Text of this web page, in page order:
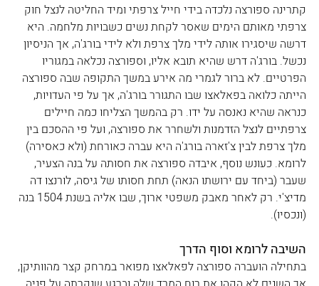
קתרינה ספורצה נלכדה בידי חייל צרפתי ומיד החליטה לנצל חוק
צרפתי מאותם הימים שאסר לקחת נשים כשבויות מלחמה. היא
דרשה שיסגירו אותה לידי מלך צרפת ולא לידי בורג'ה, אך הניסיון
נכשל. בורג'ה דרש שהיא תובא אליו, וספורצה נכלאה במגוריו
הפרטיים. לא ברור לגמרי מה אירע במשך התקופה שבה ספורצה
הייתה כלואה בפאלאצו שבו התגורר בורג'ה, אך על פי העדויות,
כנראה שהיא נאנסה על ידו. רק בהמשך הצליחו כמה חיילים
צרפתיים לנצל הזדמנות ולשחרר את ספורצה, ועל פי ההסכם בין
מלך צרפת לבין צ'זארה בורג'ה היא עברה כאורחת (ולא כאסירה)
לרומא. כעונש נוסף, איבדה ספורצה את חסותה על בנה הצעיר,
שעבר (ביחד עם ירושתו הנאה) תחת חסותו של גיסה, לורנצו דה
מדיצ'י. רק לאחר מאבק משפטי ארוך, שבו אליה בשנת 1504 בנה
(ונכסיו).
השיבה לרומא וסוף הדרך
בתחילה הועברה ספורצה לפאלאצו מפואר במרחק קצר מהוותיקן,